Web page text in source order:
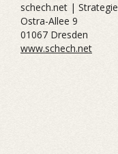
schech.net |
Ostra-Allee 9
01067 Dresden
www.schech.net